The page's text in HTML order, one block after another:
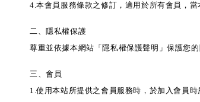
4.本會員服務條款之修訂，適用於所有會員，
二、隱私權保護
尊重並依據本網站「隱私權保護聲明」保護您
三、會員
1.使用本站所提供之會員服務時，於加入會員時